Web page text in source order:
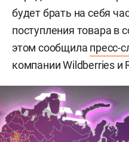
будет брать на себя
поступления товара в
этом сообщила пресс-
компании Wildberries и